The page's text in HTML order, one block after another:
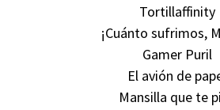
Tortillaffinity
¡Cuánto sufrimos,
Gamer Puril
El avión de
Mansilla que te